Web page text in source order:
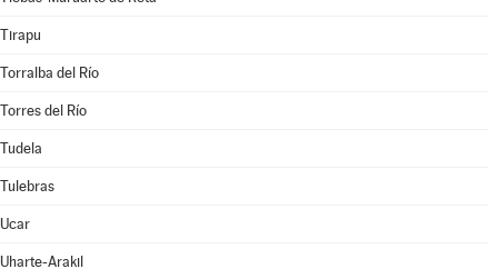
Tirapu
Torralba del Río
Torres del Río
Tudela
Tulebras
Ucar
Uharte-Arakil